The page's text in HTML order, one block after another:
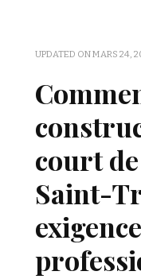
UPDATED ONMARS 24,
court
Saint-